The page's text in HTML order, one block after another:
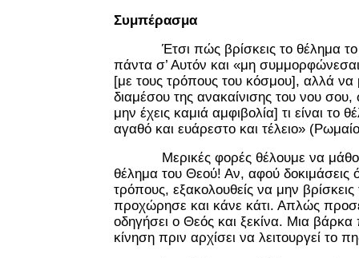
Συμπέρασμα
Έτσι πώς βρίσκεις το θέλημα το
πάντα σ’ Αυτόν και «μη
[με τους τρόπους του κόσμου], αλλά
διαμέσου της ανακαίνισης του νου
μην έχεις καμιά αμφιβολία] τι είναι το
αγαθό και ευάρεστο και τέλειο»
Μερικές φορές θέλουμε να
θέλημα του Θεού! Αν, αφού δοκιμάσεις
τρόπους, εξακολουθείς να μην
προχώρησε και κάνε κάτι. Απλώς
οδηγήσει ο Θεός και ξεκίνα. Μια βάρκα
κίνηση πριν αρχίσει να λειτουργεί το